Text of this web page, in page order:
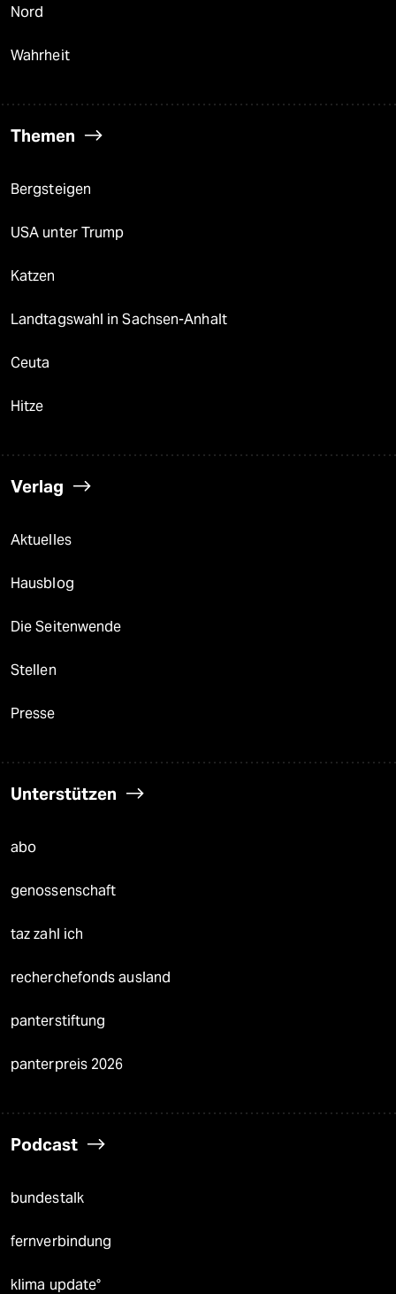
Nord
Wahrheit
Themen
Bergsteigen
USA unter Trump
Katzen
Landtagswahl in Sachsen-Anhalt
Ceuta
Hitze
Verlag
Aktuelles
Hausblog
Die Seitenwende
Stellen
Presse
Unterstützen
abo
genossenschaft
taz zahl ich
recherchefonds ausland
panterstiftung
panterpreis 2026
Podcast
bundestalk
fernverbindung
klima update°